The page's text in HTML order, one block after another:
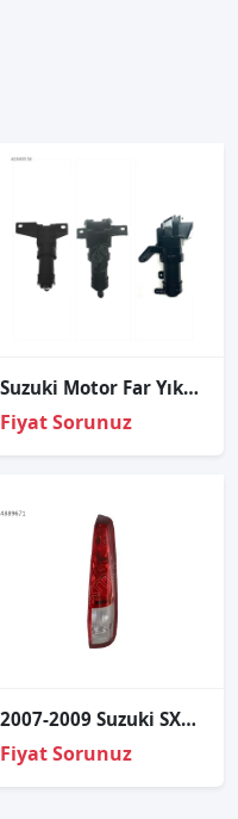
Suzuki Motor Far Yıkama Grand Vitara 05-08 Sol
Fiyat Sorunuz
2007-2009 Suzuki SX4 Sağ Stop 215-19K7R
Fiyat Sorunuz